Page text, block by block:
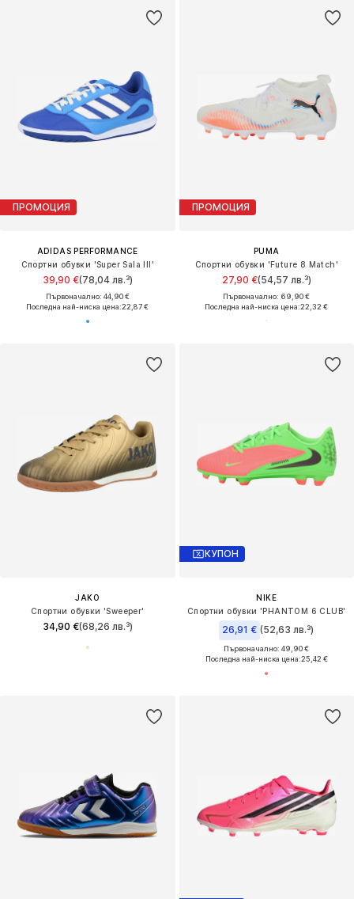
ПРОМОЦИЯ
ADIDAS PERFORMANCE
Спортни обувки 'Super Sala III'
39,90 €(78,04 лв.³)
Първоначално: 44,90 €
Последна най-ниска цена:22,87 €
ПРОМОЦИЯ
PUMA
Спортни обувки 'Future 8 Match'
27,90 €(54,57 лв.³)
Първоначално: 69,90 €
Последна най-ниска цена:22,32 €
JAKO
Спортни обувки 'Sweeper'
34,90 €(68,26 лв.³)
КУПОН
NIKE
Спортни обувки 'PHANTOM 6 CLUB'
26,91 € (52,63 лв.³)
Първоначално: 49,90 €
Последна най-ниска цена:25,42 €